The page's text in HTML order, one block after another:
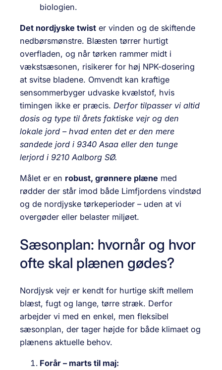
biologien.
Det nordjyske twist er vinden og de skiftende
nedbørsmønstre. Blæsten tørrer hurtigt
overfladen, og når tørken rammer midt i
vækstsæsonen, risikerer for høj NPK-dosering
at svitse bladene. Omvendt kan kraftige
sensommerbyger udvaske kvælstof, hvis
timingen ikke er præcis. Derfor tilpasser vi altid
dosis og type til årets faktiske vejr og den
lokale jord – hvad enten det er den mere
sandede jord i 9340 Asaa eller den tunge
lerjord i 9210 Aalborg SØ.
Målet er en robust, grønnere plæne med
rødder der står imod både Limfjordens vindstød
og de nordjyske tørkeperioder – uden at vi
overgøder eller belaster miljøet.
Sæsonplan: hvornår og hvor
ofte skal plænen gødes?
Nordjysk vejr er kendt for hurtige skift mellem
blæst, fugt og lange, tørre stræk. Derfor
arbejder vi med en enkel, men fleksibel
sæsonplan, der tager højde for både klimaet og
plænens aktuelle behov.
Forår – marts til maj: